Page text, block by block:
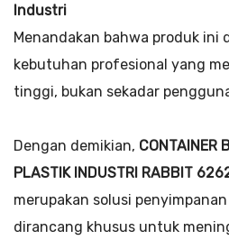
Industri
Menandakan bahwa produk ini
kebutuhan profesional yang
tinggi, bukan sekadar
Dengan demikian, CONTAINER
PLASTIK INDUSTRI RABBIT
merupakan solusi
dirancang khusus untuk